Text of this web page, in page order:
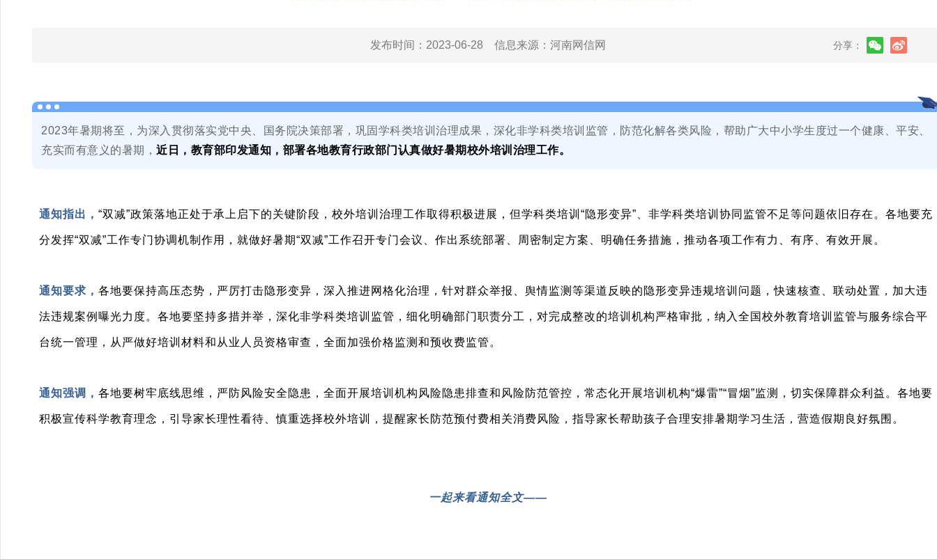
发布时间： 2023-06-28 信息来源： 河南网信网 分享：
2023年暑期将至，为深入贯彻落实党中央、国务院决策部署，巩固学科类培训治理成果，深化非学科类培训监管，防范化解各类风险，帮助广大中小学生度过一个健康、平安、
充实而有意义的暑期， 近日，教育部印发通知，部署各地教育行政部门认真做好暑期校外培训治理工作。
通知指出， “双减”政策落地正处于承上启下的关键阶段，校外培训治理工作取得积极进展，但学科类培训“隐形变异”、非学科类培训协同监管不足等问题依旧存在。各地要充
分发挥“双减”工作专门协调机制作用，就做好暑期“双减”工作召开专门会议、作出系统部署、周密制定方案、明确任务措施，推动各项工作有力、有序、有效开展。
通知要求， 各地要保持高压态势，严厉打击隐形变异，深入推进网格化治理，针对群众举报、舆情监测等渠道反映的隐形变异违规培训问题，快速核查、联动处置，加大违
法违规案例曝光力度。各地要坚持多措并举，深化非学科类培训监管，细化明确部门职责分工，对完成整改的培训机构严格审批，纳入全国校外教育培训监管与服务综合平
台统一管理，从严做好培训材料和从业人员资格审查，全面加强价格监测和预收费监管。
通知强调， 各地要树牢底线思维，严防风险安全隐患，全面开展培训机构风险隐患排查和风险防范管控，常态化开展培训机构“爆雷”“冒烟”监测，切实保障群众利益。各地要
积极宣传科学教育理念，引导家长理性看待、慎重选择校外培训，提醒家长防范预付费相关消费风险，指导家长帮助孩子合理安排暑期学习生活，营造假期良好氛围。
一起来看通知全文——